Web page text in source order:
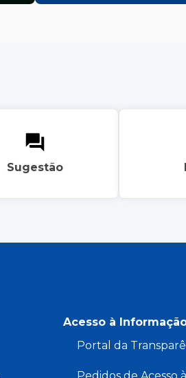
Sugestão
Acesso à
Portal da